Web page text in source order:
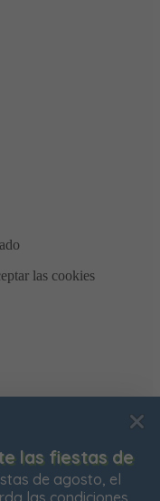
las fiestas de
de agosto, el
las condiciones
de
contenidos